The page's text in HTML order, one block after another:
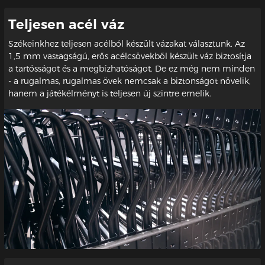
Teljesen acél váz
Székeinkhez teljesen acélból készült vázakat választunk. Az
1,5 mm vastagságú, erős acélcsövekből készült váz biztosítja
a tartósságot és a megbízhatóságot. De ez még nem minden
- a rugalmas, rugalmas övek nemcsak a biztonságot növelik,
hanem a játékélményt is teljesen új szintre emelik.